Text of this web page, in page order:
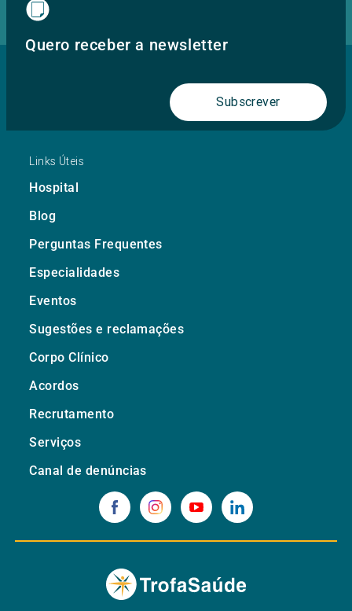
Quero receber a newsletter
Subscrever
Links Úteis
Hospital
Blog
Perguntas Frequentes
Especialidades
Eventos
Sugestões e reclamações
Corpo Clínico
Acordos
Recrutamento
Serviços
Canal de denúncias